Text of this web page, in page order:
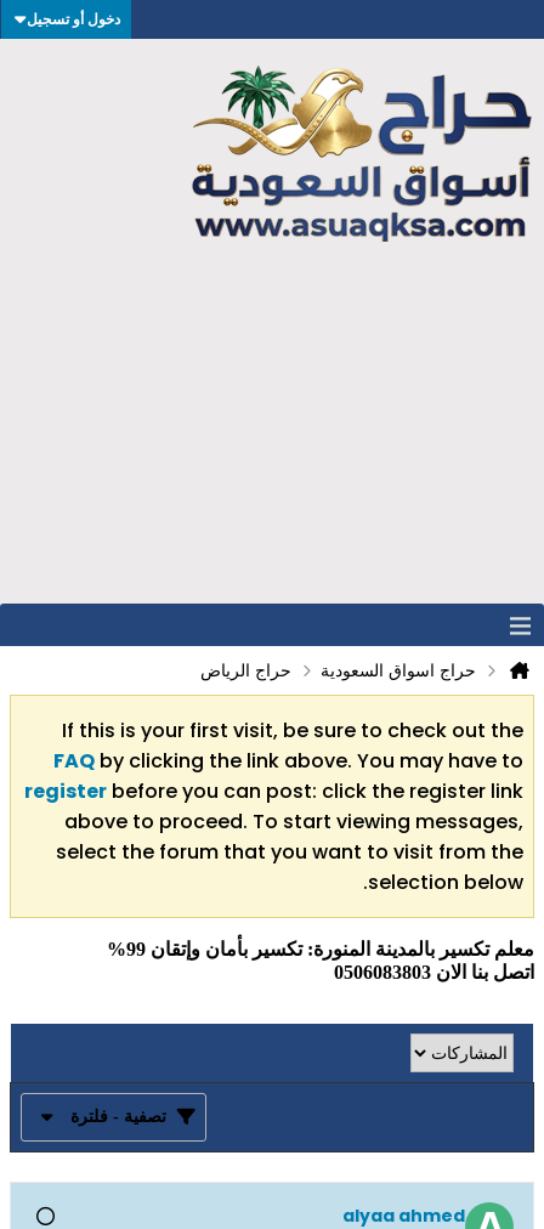
دخول أو تسجيل
حراج اسواق السعودية حراج الرياض
If this is your first visit, be sure to check out the
FAQ by clicking the link above. You may have to
register before you can post: click the register link
above to proceed. To start viewing messages,
select the forum that you want to visit from the
selection below.
معلم تكسير بالمدينة المنورة: تكسير بأمان وإتقان 99%
اتصل بنا الان 0506083803
تصفية - فلترة
alyaa ahmed